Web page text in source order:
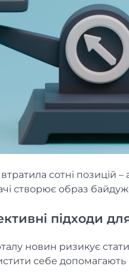
сотні позицій
створює образ
підходи
новин ризикує
себе допомагають